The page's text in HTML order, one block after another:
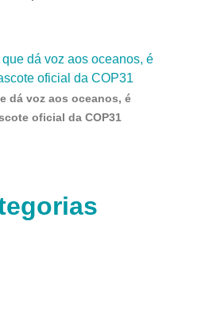
dá voz aos oceanos, é
oficial da COP31